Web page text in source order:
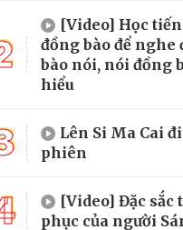
[Video] Học
đồng bào để nghe
bào nói, nói đồng
hiểu
Lên Si Ma Cai
phiên
[Video] Đặc sắc
phục của người